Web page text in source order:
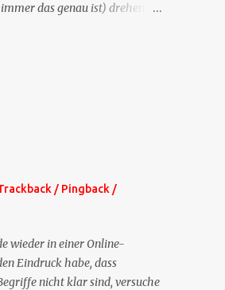
das genau ist) drehen
Fragen zu XING als eigene
dieser Art sehen Sie
Seite oder hier oben rechts
werde ich
der normalen XING-Tipp-
da ich sie so nur an einer
muss.
/ Pingback /
wieder in einer Online-
Eindruck habe, dass
nicht klar sind, versuche